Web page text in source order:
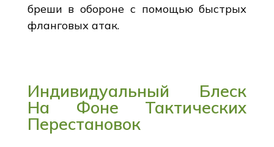
бреши в обороне с помощью быстрых
фланговых атак.
Индивидуальный Блеск
На Фоне Тактических
Перестановок